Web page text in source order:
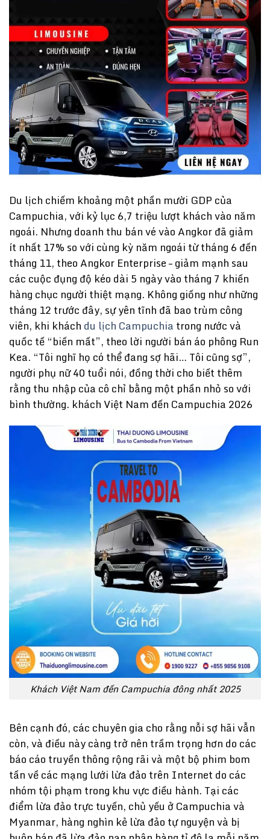
Du lịch chiếm khoảng một phần mười GDP của
Campuchia, với kỷ lục 6,7 triệu lượt khách vào năm
ngoái. Nhưng doanh thu bán vé vào Angkor đã giảm
ít nhất 17% so với cùng kỳ năm ngoái từ tháng 6 đến
tháng 11, theo Angkor Enterprise – giảm mạnh sau
các cuộc đụng độ kéo dài 5 ngày vào tháng 7 khiến
hàng chục người thiệt mạng. Không giống như những
tháng 12 trước đây, sự yên tĩnh đã bao trùm công
viên, khi khách du lịch Campuchia trong nước và
quốc tế “biến mất”, theo lời người bán áo phông Run
Kea. “Tôi nghĩ họ có thể đang sợ hãi… Tôi cũng sợ”,
người phụ nữ 40 tuổi nói, đồng thời cho biết thêm
rằng thu nhập của cô chỉ bằng một phần nhỏ so với
bình thường. khách Việt Nam đến Campuchia 2026
Khách Việt Nam đến Campuchia đông nhất 2025
Bên cạnh đó, các chuyên gia cho rằng nỗi sợ hãi vẫn
còn, và điều này càng trở nên trầm trọng hơn do các
báo cáo truyền thông rộng rãi và một bộ phim bom
tấn về các mạng lưới lừa đảo trên Internet do các
nhóm tội phạm trong khu vực điều hành. Tại các
điểm lừa đảo trực tuyến, chủ yếu ở Campuchia và
Myanmar, hàng nghìn kẻ lừa đảo tự nguyện và bị